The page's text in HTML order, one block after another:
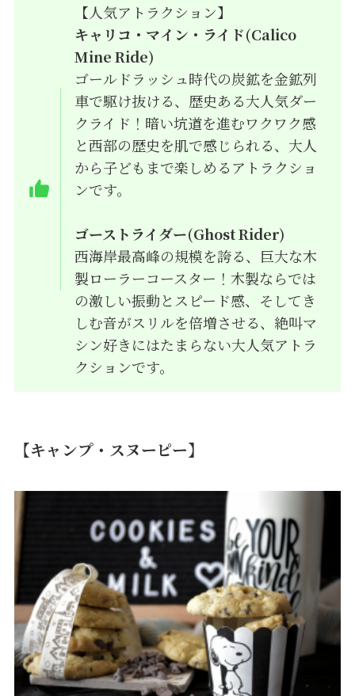
【人気アトラクション】
キャリコ・マイン・ライド(Calico
Mine Ride)
ゴールドラッシュ時代の炭鉱を金鉱列
車で駆け抜ける、歴史ある大人気ダー
クライド！暗い坑道を進むワクワク感
と西部の歴史を肌で感じられる、大人
から子どもまで楽しめるアトラクショ
ンです。
ゴーストライダー(Ghost Rider)
西海岸最高峰の規模を誇る、巨大な木
製ローラーコースター！木製ならでは
の激しい振動とスピード感、そしてき
しむ音がスリルを倍増させる、絶叫マ
シン好きにはたまらない大人気アトラ
クションです。
【キャンプ・スヌーピー】